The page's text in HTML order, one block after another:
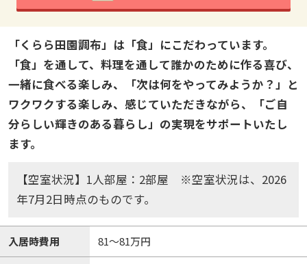
「くらら田園調布」は「食」にこだわっています。
「食」を通して、料理を通して誰かのために作る喜び、
一緒に食べる楽しみ、「次は何をやってみようか？」と
ワクワクする楽しみ、感じていただきながら、「ご自
分らしい輝きのある暮らし」の実現をサポートいたし
ます。
【空室状況】1人部屋：2部屋 ※空室状況は、2026
年7月2日時点のものです。
入居時費用 81～81万円